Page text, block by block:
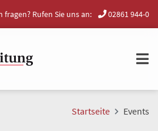
fragen? Rufen Sie uns an: 02861 944-0
Startseite Events